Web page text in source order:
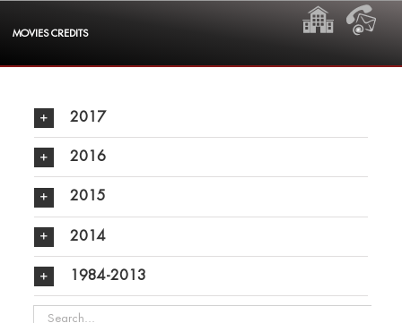
content
MOVIES CREDITS
2017
2016
2015
2014
1984-2013
Search
HOME